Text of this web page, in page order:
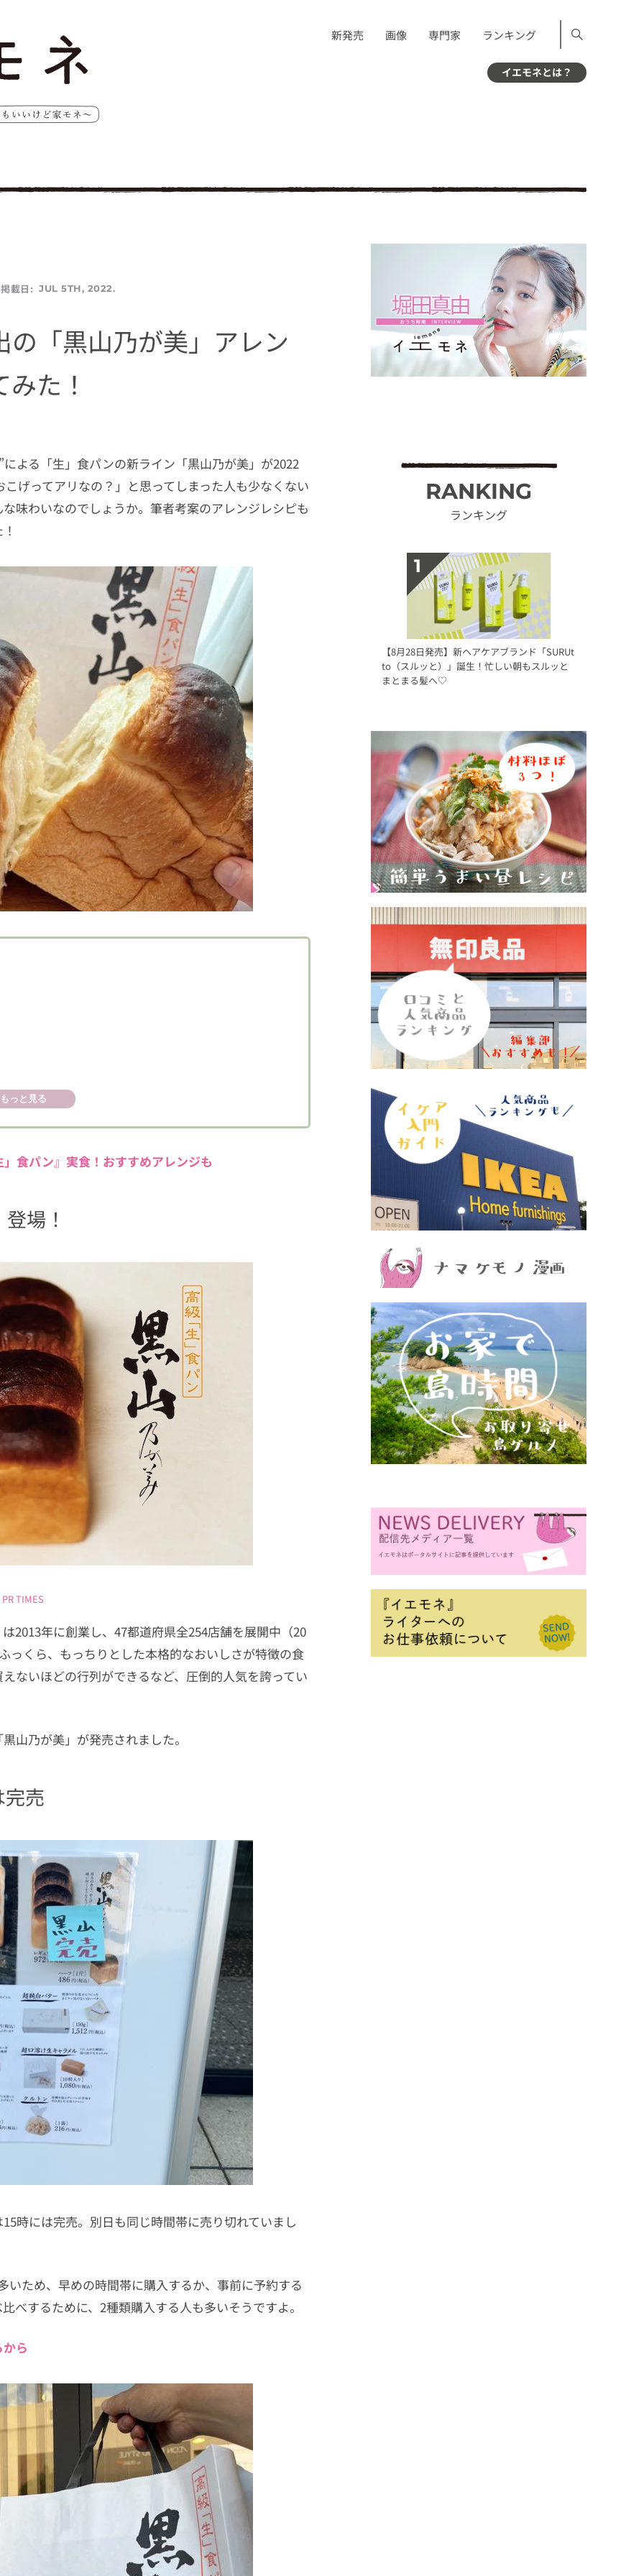
新発売 画像 専門家 ランキング
イエモネとは？
掲載日: JUL 5TH, 2022.
「黒山乃が美」アレン
た！
よる「生」食パンの新ライン「黒山乃が美」が2022
げってアリなの？」と思ってしまった人も少なくない
味わいなのでしょうか。筆者考案のアレンジレシピも
レシピ紹介
もっと見る
食パン』実食！おすすめアレンジも
場！
PR TIMES
2013年に創業し、47都道府県全254店舗を展開中（20
っくら、もっちりとした本格的なおいしさが特徴の食
ないほどの行列ができるなど、圧倒的人気を誇ってい
山乃が美」が発売されました。
売
時には完売。別日も同じ時間帯に売り切れていまし
ため、早めの時間帯に購入するか、事前に予約する
べするために、2種類購入する人も多いそうですよ。
ら
RANKING
ランキング
【8月28日発売】新ヘアケアブランド「SURUt
to（スルッと）」誕生！忙しい朝もスルッと
まとまる髪へ♡